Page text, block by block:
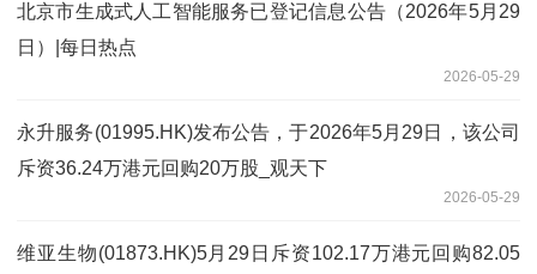
北京市生成式人工智能服务已登记信息公告（2026年5月29
日）|每日热点
2026-05-29
永升服务(01995.HK)发布公告，于2026年5月29日，该公司
斥资36.24万港元回购20万股_观天下
2026-05-29
维亚生物(01873.HK)5月29日斥资102.17万港元回购82.05